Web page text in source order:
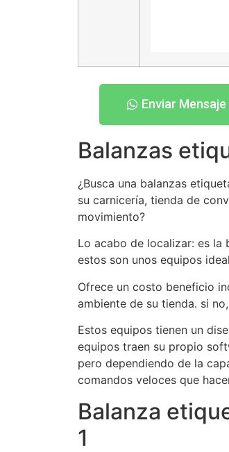
Enviar
Balanzas
¿Busca una balanzas
su carnicería, tienda de
movimiento?
Lo acabo de localizar: es la
estos son unos equipos
Ofrece un costo beneficio
ambiente de su tienda. si no,
Estos equipos tienen un
equipos traen su propio
pero dependiendo de la
comandos veloces que
Balanza
1